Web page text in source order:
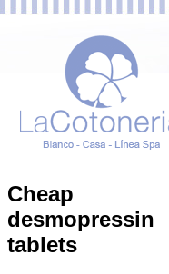
Cheap
desmopressin
tablets